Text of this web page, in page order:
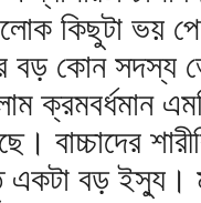
কিছুটা ভয়
বড় কোন সদস্য
ক্রমবর্ধমান
বাচ্চাদের
একটা বড় ইস্যু।